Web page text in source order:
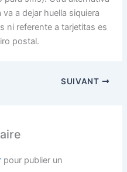
a dejar huella siquiera
ni referente a tarjetitas es
postal.
SUIVANT
pour publier un